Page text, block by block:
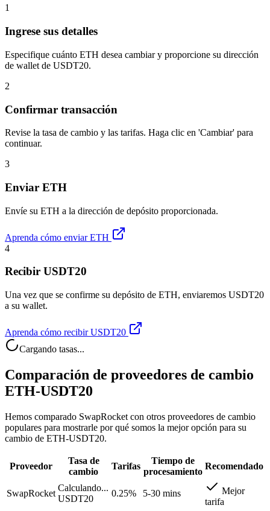
1
Ingrese sus detalles
Especifique cuánto ETH desea cambiar y proporcione su dirección
de wallet de USDT20.
2
Confirmar transacción
Revise la tasa de cambio y las tarifas. Haga clic en 'Cambiar' para
continuar.
3
Enviar ETH
Envíe su ETH a la dirección de depósito proporcionada.
Aprenda cómo enviar ETH
4
Recibir USDT20
Una vez que se confirme su depósito de ETH, enviaremos USDT20
a su wallet.
Aprenda cómo recibir USDT20
Cargando tasas...
Comparación de proveedores de cambio
ETH-USDT20
Hemos comparado SwapRocket con otros proveedores de cambio
populares para mostrarle por qué somos la mejor opción para su
cambio de ETH-USDT20.
Proveedor
Tasa de
cambio
Tarifas
Tiempo de
procesamiento
Recomendado
SwapRocket
Calculando...
USDT20
0.25% 5-30 mins
Mejor
tarifa